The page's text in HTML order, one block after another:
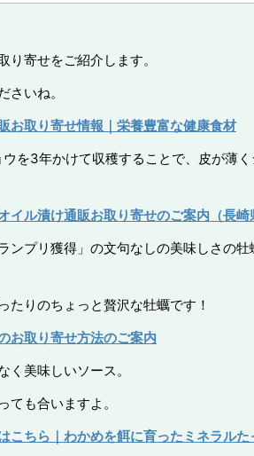
り寄せをご紹介します。
さいね。
お取り寄せ情報｜栄養豊富な健康食材
を3年かけて収穫することで、皮が薄
イル漬け通販お取り寄せのご案内（長崎
ンプリ獲得」の文句なしの美味しさの
たりのちょっと贅沢な牡蠣です！
お取り寄せ方法のご案内
く美味しいソース。
ても合いますよ。
こちら｜わかめを餌に育ったミネラル